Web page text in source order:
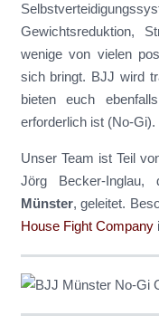
Gewichtsreduktion,
wenige von vielen
sich bringt. BJJ wird
bieten euch
erforderlich ist (No-Gi).
Unser Team ist Teil
Jörg Becker-Inglau,
Münster, geleitet.
House Fight Company